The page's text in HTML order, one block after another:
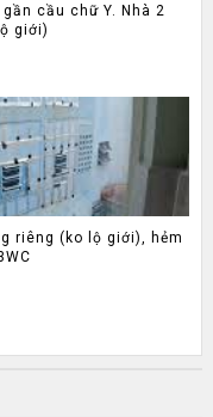
cầu chữ Y. Nhà 2
giới)
riêng (ko lộ giới), hẻm